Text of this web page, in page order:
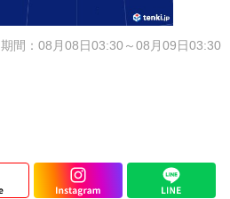
期間：08月08日03:30～08月09日03:30